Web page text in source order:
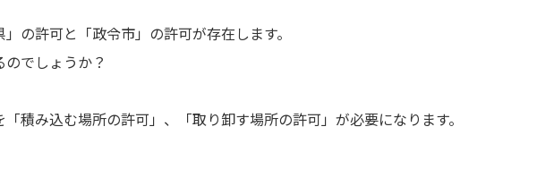
の許可と「政令市」の許可が存在します。
でしょうか？
積み込む場所の許可」、「取り卸す場所の許可」が必要になります。